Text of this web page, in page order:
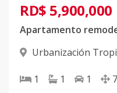
RD$ 5,900,000
Urbanización
1 1 1